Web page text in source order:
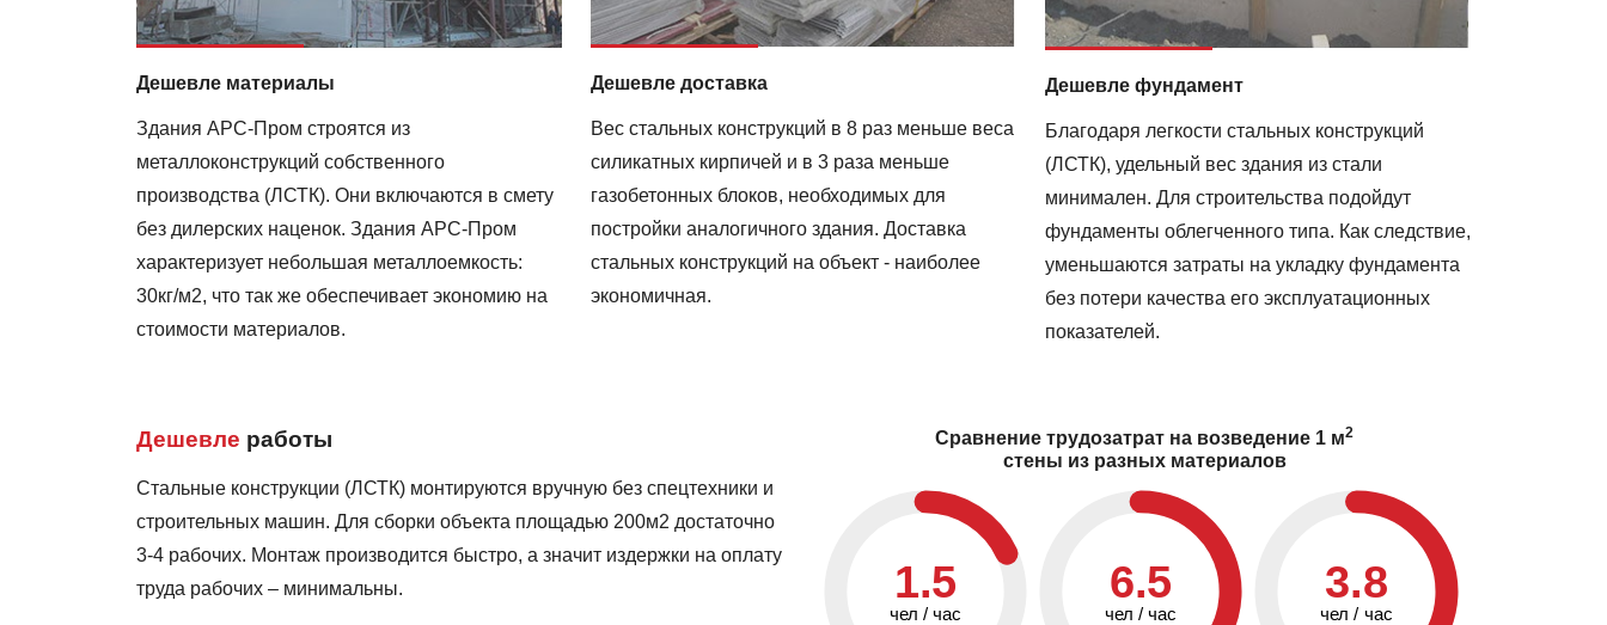
Дешевле материалы
Здания АРС-Пром строятся из
металлоконструкций собственного
производства (ЛСТК). Они включаются в смету
без дилерских наценок. Здания АРС-Пром
характеризует небольшая металлоемкость:
30кг/м2, что так же обеспечивает экономию на
стоимости материалов.
Дешевле доставка
Вес стальных конструкций в 8 раз меньше веса
силикатных кирпичей и в 3 раза меньше
газобетонных блоков, необходимых для
постройки аналогичного здания. Доставка
стальных конструкций на объект - наиболее
экономичная.
Дешевле фундамент
Благодаря легкости стальных конструкций
(ЛСТК), удельный вес здания из стали
минимален. Для строительства подойдут
фундаменты облегченного типа. Как следствие,
уменьшаются затраты на укладку фундамента
без потери качества его эксплуатационных
показателей.
Дешевле работы
Стальные конструкции (ЛСТК) монтируются вручную без спецтехники и
строительных машин. Для сборки объекта площадью 200м2 достаточно
3-4 рабочих. Монтаж производится быстро, а значит издержки на оплату
труда рабочих – минимальны.
Сравнение трудозатрат на возведение 1 м2
стены из разных материалов
1.5
чел / час
6.5
чел / час
3.8
чел / час